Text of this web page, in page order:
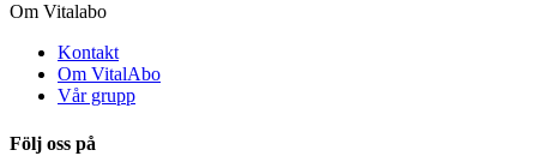
Om Vitalabo
Kontakt
Om VitalAbo
Vår grupp
Följ oss på